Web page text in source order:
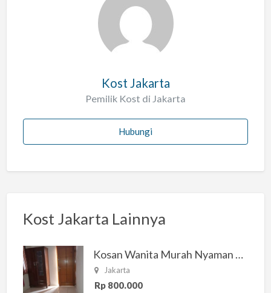
Kost Jakarta
Pemilik Kost di Jakarta
Hubungi
Kost Jakarta Lainnya
Kosan Wanita Murah Nyaman di Jakarta Selatan
Jakarta
Rp 800.000